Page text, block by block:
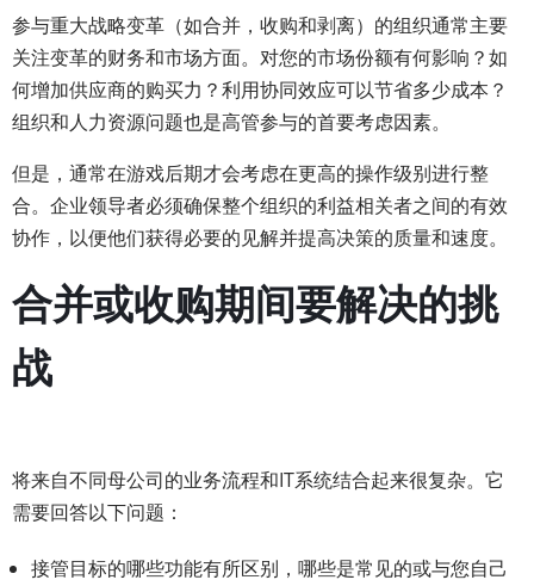
参与重大战略变革（如合并，收购和剥离）的组织通常主要
关注变革的财务和市场方面。对您的市场份额有何影响？如
何增加供应商的购买力？利用协同效应可以节省多少成本？
组织和人力资源问题也是高管参与的首要考虑因素。
但是，通常在游戏后期才会考虑在更高的操作级别进行整
合。企业领导者必须确保整个组织的利益相关者之间的有效
协作，以便他们获得必要的见解并提高决策的质量和速度。
合并或收购期间要解决的挑
战
将来自不同母公司的业务流程和IT系统结合起来很复杂。它
需要回答以下问题：
接管目标的哪些功能有所区别，哪些是常见的或与您自己